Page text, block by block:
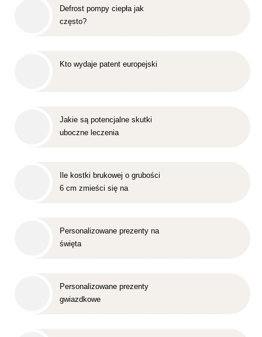
Defrost pompy ciepła jak
często?
Kto wydaje patent europejski
Jakie są potencjalne skutki
uboczne leczenia
Ile kostki brukowej o grubości
6 cm zmieści się na
Personalizowane prezenty na
święta
Personalizowane prezenty
gwiazdkowe